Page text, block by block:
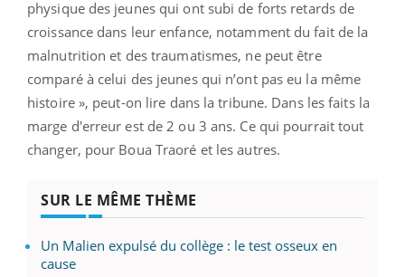
physique des jeunes qui ont subi de forts retards de
croissance dans leur enfance, notamment du fait de la
malnutrition et des traumatismes, ne peut être
comparé à celui des jeunes qui n’ont pas eu la même
histoire », peut-on lire dans la tribune. Dans les faits la
marge d'erreur est de 2 ou 3 ans. Ce qui pourrait tout
changer, pour Boua Traoré et les autres.
SUR LE MÊME THÈME
Un Malien expulsé du collège : le test osseux en
cause